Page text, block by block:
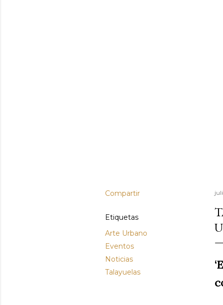
Compartir
Etiquetas
Arte Urbano
Eventos
Noticias
Talayuelas